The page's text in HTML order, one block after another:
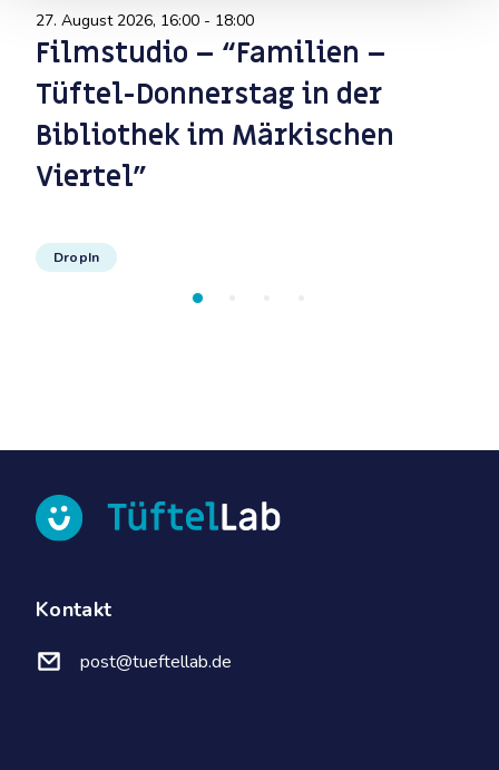
27. August 2026, 16:00 - 18:00
Filmstudio – “Familien –
Tüftel-Donnerstag in der
Bibliothek im Märkischen
Viertel”
DropIn
Kontakt
post@tueftellab.de